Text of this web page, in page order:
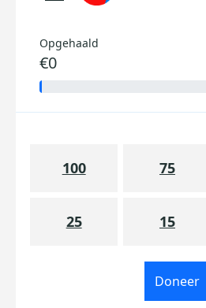
Opgehaald
€0
100 75
25 15
Doneer